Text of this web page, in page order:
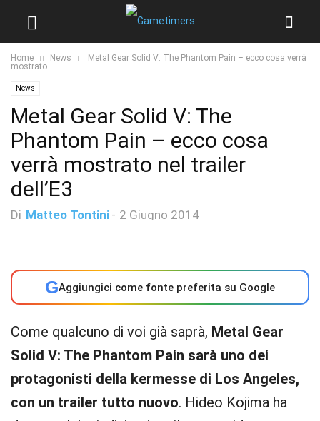
Home News
Metal Gear Solid V: The Phantom Pain – ecco cosa verrà
mostrato...
News
Metal Gear Solid V: The
Phantom Pain – ecco cosa
verrà mostrato nel trailer
dell’E3
Di Matteo Tontini - 2 Giugno 2014
GAggiungici come fonte preferita su Google
Come qualcuno di voi già saprà, Metal Gear
Solid V: The Phantom Pain sarà uno dei
protagonisti della kermesse di Los Angeles,
con un trailer tutto nuovo. Hideo Kojima ha